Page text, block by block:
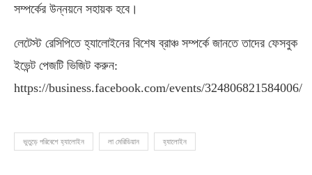
সম্পর্কের উন্নয়নে সহায়ক হবে।
লেটেস্ট রেসিপিতে হ্যালোইনের বিশেষ ব্রাঞ্চ সম্পর্কে জানতে তাদের ফেসবুক
ইভেন্ট পেজটি ভিজিট করুন:
https://business.facebook.com/events/324806821584006/
ভুতুড়ে পরিবেশে হ্যালোইন লা মেরিডিয়ান হ্যালোইন